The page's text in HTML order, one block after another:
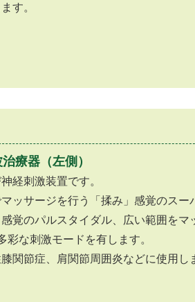
す。
療器（左側）
経刺激装置です。
ッサージを行う「揉み」感覚のスー
覚のパルスタイダル、広い範囲をマ
彩な刺激モードを有します。
関節症、肩関節周囲炎などに使用し